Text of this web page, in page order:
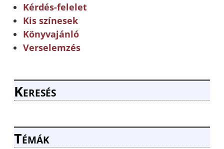
Kérdés-felelet
Kis színesek
Könyvajánló
Verselemzés
Keresés
Témák